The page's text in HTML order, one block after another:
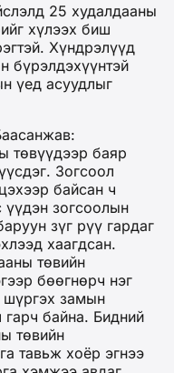
25 худалдааны
хүлээх биш
Хүндрэлүүд
бүрэлдэхүүнтэй
үед асуудлыг
төвүүдээр баяр
Зогсоол
байсан ч
үүдэн зогсоолын
зүг рүү гардаг
хаагдсан.
төвийн
бөөгнөрч нэг
шүргэх замын
гарч байна. Бидний
төвийн
тавьж хоёр эгнээ